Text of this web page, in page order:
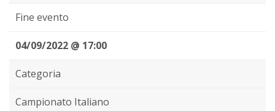
Fine evento
04/09/2022 @ 17:00
Categoria
Campionato Italiano